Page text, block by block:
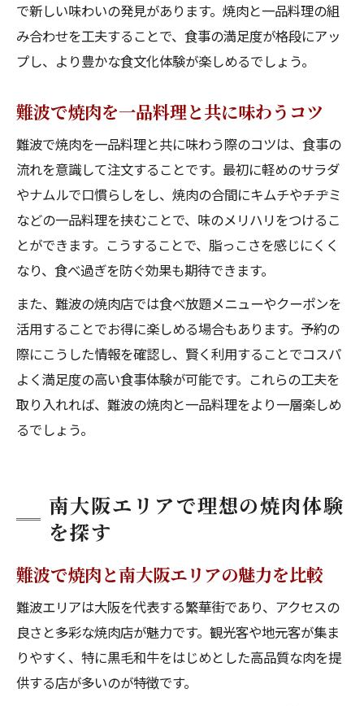
で新しい味わいの発見があります。焼肉と一品料理の組
み合わせを工夫することで、食事の満足度が格段にアッ
プし、より豊かな食文化体験が楽しめるでしょう。
難波で焼肉を一品料理と共に味わうコツ
難波で焼肉を一品料理と共に味わう際のコツは、食事の
流れを意識して注文することです。最初に軽めのサラダ
やナムルで口慣らしをし、焼肉の合間にキムチやチヂミ
などの一品料理を挟むことで、味のメリハリをつけるこ
とができます。こうすることで、脂っこさを感じにくく
なり、食べ過ぎを防ぐ効果も期待できます。
また、難波の焼肉店では食べ放題メニューやクーポンを
活用することでお得に楽しめる場合もあります。予約の
際にこうした情報を確認し、賢く利用することでコスパ
よく満足度の高い食事体験が可能です。これらの工夫を
取り入れれば、難波の焼肉と一品料理をより一層楽しめ
るでしょう。
南大阪エリアで理想の焼肉体験
を探す
難波で焼肉と南大阪エリアの魅力を比較
難波エリアは大阪を代表する繁華街であり、アクセスの
良さと多彩な焼肉店が魅力です。観光客や地元客が集ま
りやすく、特に黒毛和牛をはじめとした高品質な肉を提
供する店が多いのが特徴です。